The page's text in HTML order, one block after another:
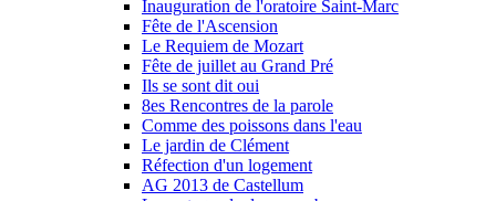
Inauguration de l'oratoire Saint-Marc
Fête de l'Ascension
Le Requiem de Mozart
Fête de juillet au Grand Pré
Ils se sont dit oui
8es Rencontres de la parole
Comme des poissons dans l'eau
Le jardin de Clément
Réfection d'un logement
AG 2013 de Castellum